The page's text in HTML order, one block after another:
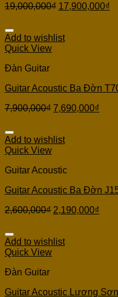
19,000,000₫ 17,900,000₫
Add to wishlist
Quick View
Đàn Guitar
Guitar Acoustic Ba Đờn
7,900,000₫ 7,690,000₫
Add to wishlist
Quick View
Guitar Acoustic
Guitar Acoustic Ba Đờn
2,600,000₫ 2,190,000₫
Add to wishlist
Quick View
Đàn Guitar
Guitar Acoustic Lương